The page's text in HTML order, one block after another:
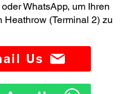
WhatsApp, um Ihren
(Terminal 2) zu
Us